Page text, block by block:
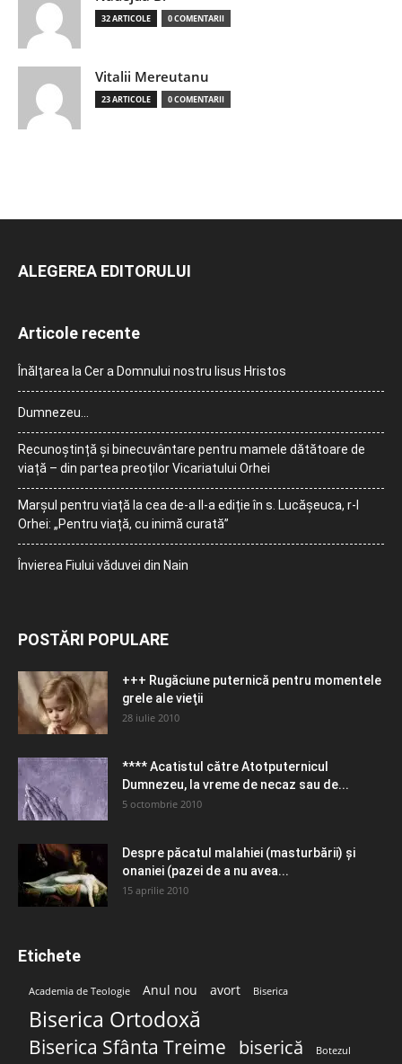
32 ARTICOLE 0 COMENTARII
Vitalii Mereutanu
23 ARTICOLE 0 COMENTARII
ALEGEREA EDITORULUI
Articole recente
Înălțarea la Cer a Domnului nostru Iisus Hristos
Dumnezeu…
Recunoștință și binecuvântare pentru mamele dătătoare de
viață – din partea preoților Vicariatului Orhei
Marșul pentru viață la cea de-a II-a ediție în s. Lucășeuca, r-l
Orhei: „Pentru viață, cu inimă curată”
Învierea Fiului văduvei din Nain
POSTĂRI POPULARE
+++ Rugăciune puternică pentru momentele
grele ale vieţii
28 iulie 2010
**** Acatistul către Atotputernicul
Dumnezeu, la vreme de necaz sau de...
5 octombrie 2010
Despre păcatul malahiei (masturbării) şi
onaniei (pazei de a nu avea...
15 aprilie 2010
Etichete
Academia de Teologie Anul nou avort Biserica
Biserica Ortodoxă
Biserica Sfânta Treime biserică Botezul